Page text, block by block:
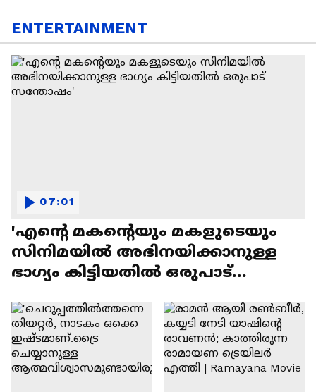
ENTERTAINMENT
'എന്റെ മകന്റെയും മകളുടെയും
സിനിമയിൽ അഭിനയിക്കാനുള്ള
ഭാഗ്യം കിട്ടിയതിൽ ഒരുപാട്
07:01